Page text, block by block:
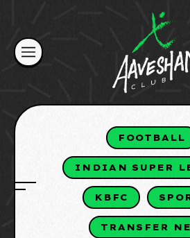
content
FOOTBALL
INDIAN SUPER
KBFC
TRANSFER